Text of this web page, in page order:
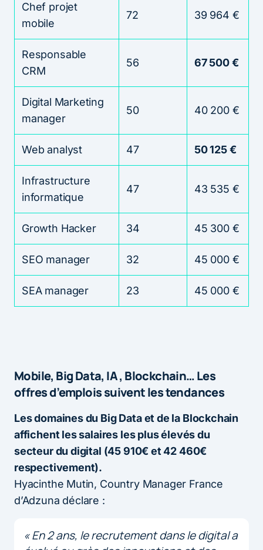
Chef projet
mobile
72 39 964 €
Responsable
CRM
56 67 500 €
Digital Marketing
manager
50 40 200 €
Web analyst 47 50 125 €
Infrastructure
informatique
47 43 535 €
Growth Hacker 34 45 300 €
SEO manager 32 45 000 €
SEA manager 23 45 000 €
Mobile, Big Data, IA , Blockchain… Les
offres d’emplois suivent les tendances
Les domaines du Big Data et de la Blockchain
affichent les salaires les plus élevés du
secteur du digital (45 910€ et 42 460€
respectivement).
Hyacinthe Mutin, Country Manager France
d’Adzuna déclare :
« En 2 ans, le recrutement dans le digital a